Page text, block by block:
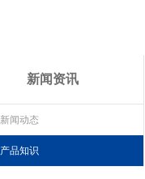
新闻资讯
新闻动态
产品知识